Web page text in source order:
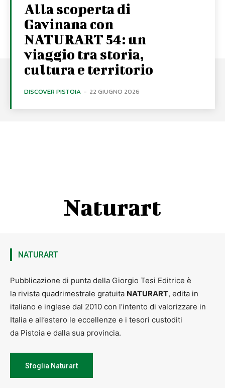
Alla scoperta di
Gavinana con
NATURART 54: un
viaggio tra storia,
cultura e territorio
DISCOVER PISTOIA - 22 GIUGNO 2026
Naturart
NATURART
Pubblicazione di punta della Giorgio Tesi Editrice è
la rivista quadrimestrale gratuita NATURART, edita in
italiano e inglese dal 2010 con l’intento di valorizzare in
Italia e all’estero le eccellenze e i tesori custoditi
da Pistoia e dalla sua provincia.
Sfoglia Naturart